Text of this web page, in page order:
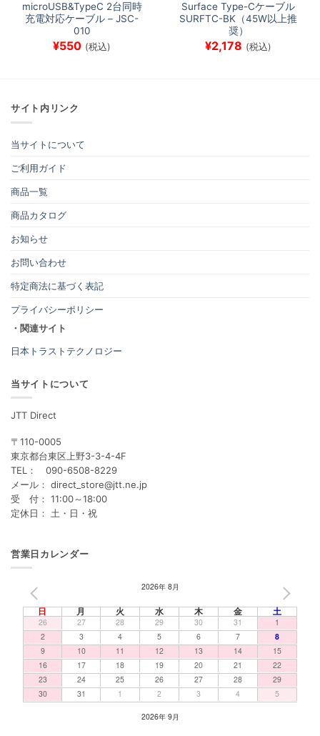
microUSB&TypeC 2台同時
充電対応ケーブル – JSC-
010
¥550 (税込)
Surface Type-Cケーブル
SURFTC-BK（45W以上推
奨）
¥2,178 (税込)
サイト内リンク
当サイトについて
ご利用ガイド
商品一覧
商品カタログ
お知らせ
お問い合わせ
特定商法に基づく表記
プライバシーポリシー
・関連サイト
日本トラストテクノロジー
当サイトについて
JTT Direct
〒110-0005
東京都台東区上野3-3-4-4F
TEL： 090-6508-8229
メール： direct_store@jtt.ne.jp
受 付： 11:00～18:00
定休日： 土・日・祝
営業日カレンダー
2026年 8月
日 月 火 水 木 金 土
26 27 28 29 30 31
1
2
3 4 5 6 7
8
9
10 11 12 13 14
15
16
17 18 19 20 21
22
23
24 25 26 27 28
29
30
31 1 2 3 4 5
2026年 9月